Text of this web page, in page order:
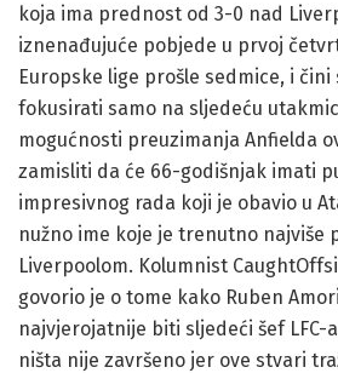
koja ima prednost od 3-0 nad
iznenađujuće pobjede u prvoj
Europske lige prošle sedmice, i čini
fokusirati samo na sljedeću
mogućnosti preuzimanja Anfielda
zamisliti da će 66-godišnjak imati
impresivnog rada koji je obavio u
nužno ime koje je trenutno najviše
Liverpoolom. Kolumnist
govorio je o tome kako Ruben
najvjerojatnije biti sljedeći šef LFC-
ništa nije završeno jer ove stvari